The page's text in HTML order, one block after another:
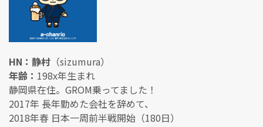
HN：静村 （sizumura）
年齢： 198x年生まれ
静岡県在住。GROM乗ってました！
2017年 長年勤めた会社を辞めて、
2018年春 日本一周前半戦開始（180日）